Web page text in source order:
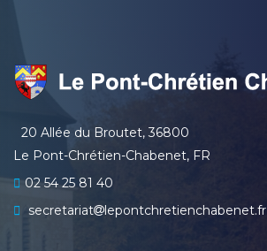
20 Allée du Broutet, 36800
Le Pont-Chrétien-Chabenet, FR
02 54 25 81 40
secretariat
lepontchretienchabenet.fr